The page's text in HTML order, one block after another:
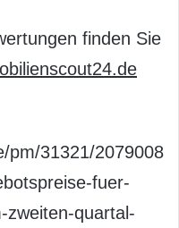
finden Sie
pm/31321/2079008
fuer-
zweiten-quartal-